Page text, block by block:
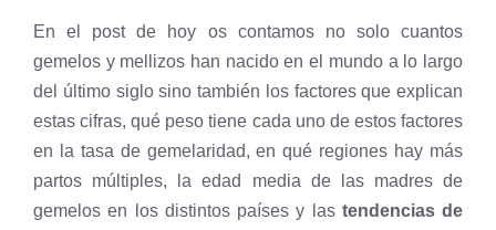
En el post de hoy os contamos no solo cuantos
gemelos y mellizos han nacido en el mundo a lo largo
del último siglo sino también los factores que explican
estas cifras, qué peso tiene cada uno de estos factores
en la tasa de gemelaridad, en qué regiones hay más
partos múltiples, la edad media de las madres de
gemelos en los distintos países y las tendencias de